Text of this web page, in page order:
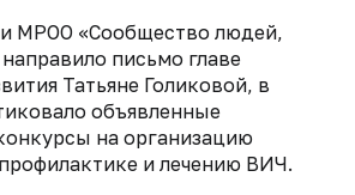
МРОО «Сообщество людей,
письмо главе
Татьяне Голиковой, в
объявленные
на организацию
и лечению ВИЧ.